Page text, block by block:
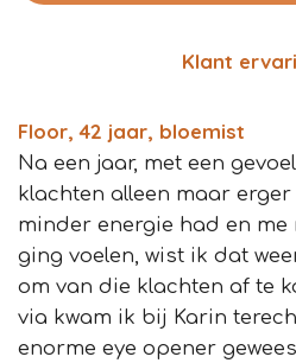
Klant
Floor, 42 jaar, bloemist
Na een jaar, met een
klachten alleen maar
minder energie had en me
ging voelen, wist ik dat
om van die klachten af te
via kwam ik bij Karin
enorme eye opener